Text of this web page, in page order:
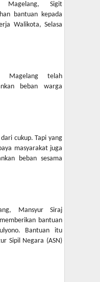
Magelang, Sigit
bantuan kepada
Walikota, Selasa
Magelang telah
beban warga
cukup. Tapi yang
masyarakat juga
beban sesama
Mansyur Siraj
bantuan
Bantuan itu
Sipil Negara (ASN)